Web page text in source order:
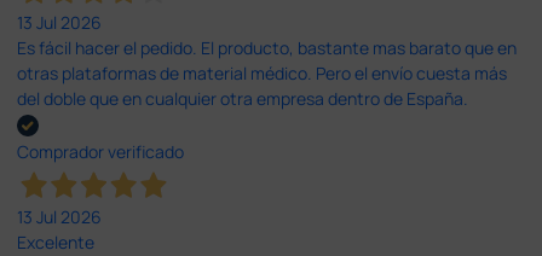
13 Jul 2026
Es fácil hacer el pedido. El producto, bastante mas barato que en
otras plataformas de material médico. Pero el envío cuesta más
del doble que en cualquier otra empresa dentro de España.
Comprador verificado
13 Jul 2026
Excelente